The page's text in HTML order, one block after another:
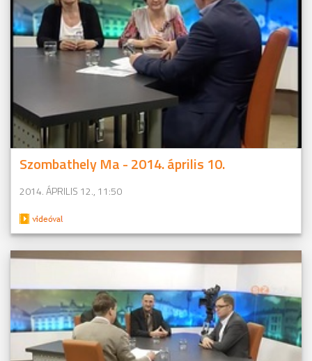
Szombathely Ma - 2014. április 10.
2014. ÁPRILIS 12., 11:50